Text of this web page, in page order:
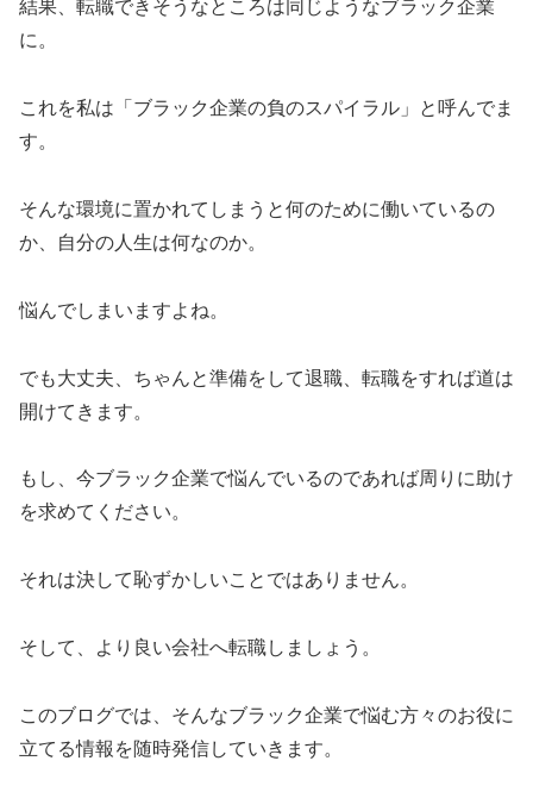
結果、転職できそうなところは同じようなブラック企業
に。
これを私は「ブラック企業の負のスパイラル」と呼んでま
す。
そんな環境に置かれてしまうと何のために働いているの
か、自分の人生は何なのか。
悩んでしまいますよね。
でも大丈夫、ちゃんと準備をして退職、転職をすれば道は
開けてきます。
もし、今ブラック企業で悩んでいるのであれば周りに助け
を求めてください。
それは決して恥ずかしいことではありません。
そして、より良い会社へ転職しましょう。
このブログでは、そんなブラック企業で悩む方々のお役に
立てる情報を随時発信していきます。